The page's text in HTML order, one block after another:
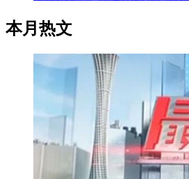
本月热文